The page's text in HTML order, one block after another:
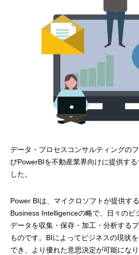
データ・プロセスコンサルティングの
びPowerBIを不動産業界向けに提供す
した。
Power BIは、マイクロソフトが提供す
Business Intelligenceの略で、日々のビ
データを収集・保存・加工・分析する
ものです。BIによってビジネスの現状
でき、より優れた意思決定が可能になり